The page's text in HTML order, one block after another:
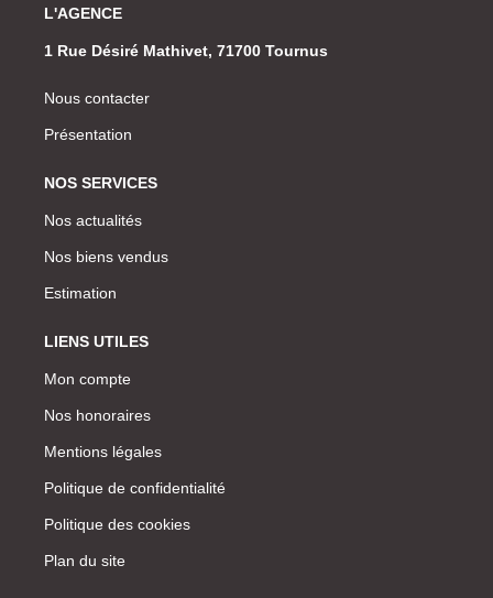
L'AGENCE
1 Rue Désiré Mathivet, 71700 Tournus
Nous contacter
Présentation
NOS SERVICES
Nos actualités
Nos biens vendus
Estimation
LIENS UTILES
Mon compte
Nos honoraires
Mentions légales
Politique de confidentialité
Politique des cookies
Plan du site